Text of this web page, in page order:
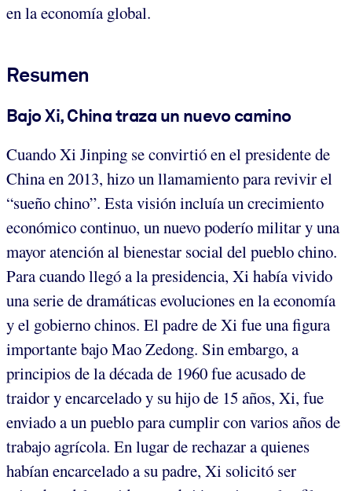
en la economía global.
Resumen
Bajo Xi, China traza un nuevo camino
Cuando Xi Jinping se convirtió en el presidente de
China en 2013, hizo un llamamiento para revivir el
“sueño chino”. Esta visión incluía un crecimiento
económico continuo, un nuevo poderío militar y una
mayor atención al bienestar social del pueblo chino.
Para cuando llegó a la presidencia, Xi había vivido
una serie de dramáticas evoluciones en la economía
y el gobierno chinos. El padre de Xi fue una figura
importante bajo Mao Zedong. Sin embargo, a
principios de la década de 1960 fue acusado de
traidor y encarcelado y su hijo de 15 años, Xi, fue
enviado a un pueblo para cumplir con varios años de
trabajo agrícola. En lugar de rechazar a quienes
habían encarcelado a su padre, Xi solicitó ser